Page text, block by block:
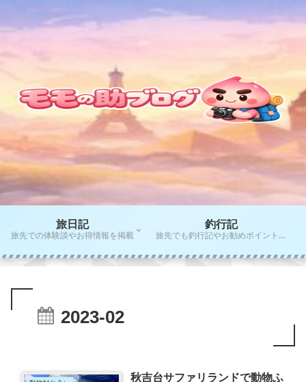
旅日記
旅先での体験談やお得情報を掲載
釣行記
旅先でも釣行記やお勧めポイントをご紹介！！
2023-02
秋吉台サファリランドで動物ふ